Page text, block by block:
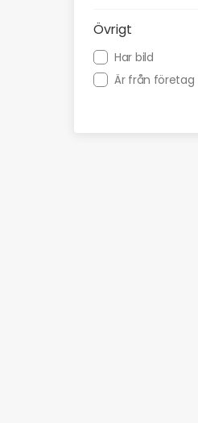
Övrigt
Har bild
Är från företag